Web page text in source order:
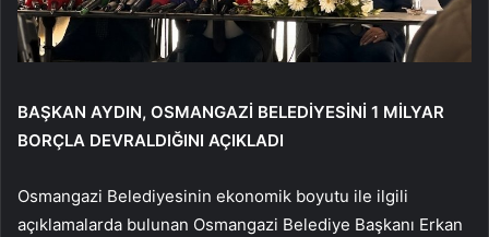
BAŞKAN AYDIN, OSMANGAZİ BELEDİYESİNİ 1 MİLYAR
BORÇLA DEVRALDIĞINI AÇIKLADI
Osmangazi Belediyesinin ekonomik boyutu ile ilgili
açıklamalarda bulunan Osmangazi Belediye Başkanı Erkan